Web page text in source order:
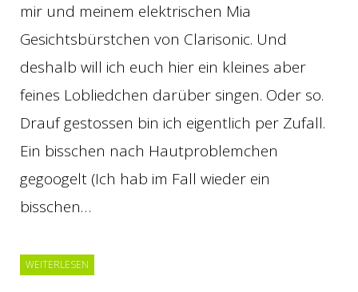
mir und meinem elektrischen Mia
Gesichtsbürstchen von Clarisonic. Und
deshalb will ich euch hier ein kleines aber
feines Lobliedchen darüber singen. Oder so.
Drauf gestossen bin ich eigentlich per Zufall.
Ein bisschen nach Hautproblemchen
gegoogelt (Ich hab im Fall wieder ein
bisschen…
WEITERLESEN